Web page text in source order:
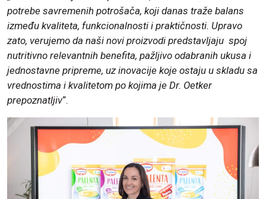
potrebe savremenih potrošača, koji danas traže balans
između kvaliteta, funkcionalnosti i praktičnosti. Upravo
zato, verujemo da naši novi proizvodi predstavljaju spoj
nutritivno relevantnih benefita, pažljivo odabranih ukusa i
jednostavne pripreme, uz inovacije koje ostaju u skladu sa
vrednostima i kvalitetom po kojima je Dr. Oetker
prepoznatljiv“.